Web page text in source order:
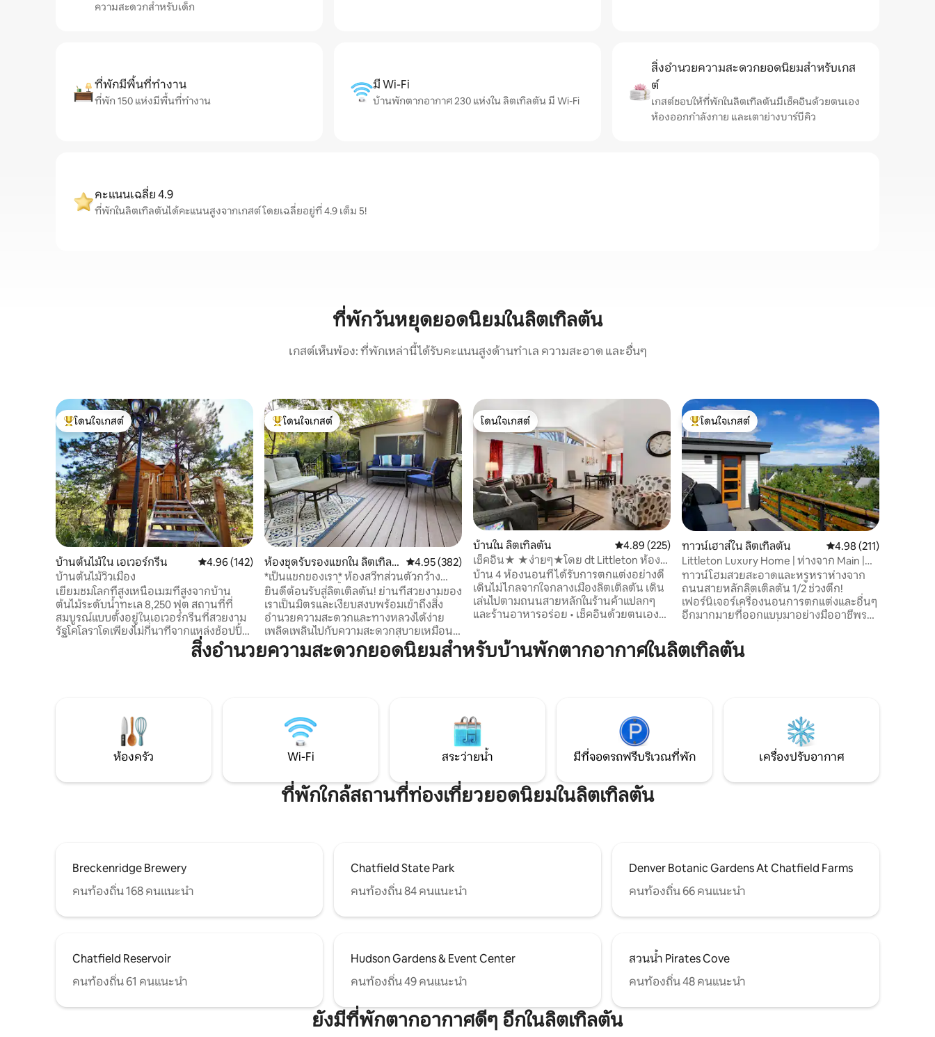
ความสะดวกสำหรับเด็ก
ที่พักมีพื้นที่ทำงาน
ที่พัก 150 แห่งมีพื้นที่ทำงาน
มี Wi-Fi
บ้านพักตากอากาศ 230 แห่งใน ลิตเทิลตัน มี Wi-Fi
สิ่งอำนวยความสะดวกยอดนิยมสำหรับเกส
ต์
เกสต์ชอบให้ที่พักในลิตเทิลตันมีเช็คอินด้วยตนเอง
ห้องออกกำลังกาย และเตาย่างบาร์บีคิว
คะแนนเฉลี่ย 4.9
ที่พักในลิตเทิลตันได้คะแนนสูงจากเกสต์ โดยเฉลี่ยอยู่ที่ 4.9 เต็ม 5!
ที่พักวันหยุดยอดนิยมในลิตเทิลตัน
เกสต์เห็นพ้อง: ที่พักเหล่านี้ได้รับคะแนนสูงด้านทำเล ความสะอาด และอื่นๆ
โดนใจเกสต์ที่สุด
โดนใจเกสต์
บ้านต้นไม้ใน เอเวอร์กรีน คะแนนเฉลี่ย 4.96 จาก 5, 142 รีวิว
4.96 (142)
บ้านต้นไม้วิวเมือง
เยี่ยมชมโลกที่สูงเหนือเมฆที่สูงจากบ้าน
ต้นไม้ระดับน้ำทะเล 8,250 ฟุต สถานที่ที่
สมบูรณ์แบบตั้งอยู่ในเอเวอร์กรีนที่สวยงาม
รัฐโคโลราโดเพียงไม่กี่นาทีจากแหล่งช้อปปิ้ง
ร้านอาหารทะเลสาบเอเวอร์กรีนการเดินป่า
อากาศ อ่างอาบน้ำแบบมีขาตั้ง และฝักบัว
สำหรับอาบน้ำแบบผุดฟองเพื่อการพักผ่อน
ส่งข้อความเพื่อขอสถานะว่างเพิ่มเติม
โดนใจเกสต์ที่สุด
โดนใจเกสต์
ห้องชุดรับรองแขกใน ลิตเทิลตั
น
คะแนนเฉลี่ย 4.95 จาก 5, 382 รีวิว
4.95 (382)
*เป็นแขกของเรา* ห้องสวีทส่วนตัวกว้าง
ขวางพร้อมอ่างน้ำร้อน
ยินดีต้อนรับสู่ลิตเติลตัน! ย่านที่สวยงามของ
เราเป็นมิตรและเงียบสงบพร้อมเข้าถึงสิ่ง
อำนวยความสะดวกและทางหลวงได้ง่าย
เพลิดเพลินไปกับความสะดวกสบายเหมือน
อยู่บ้านโดยไม่พลาดความน่าตื่นเต้นของ
เดนเวอร์และเทือกเขาร็อกกี้ เมื่อเร็วๆนี้เราได้
และพื้นที่นั่งเล่นกว้างขวาง เหมาะสำหรับ
ครอบครัวกลุ่มหรือคู่รักที่จะเพลิดเพลินกับ
การพักผ่อนในภูเขาร็อกกี้
โดนใจเกสต์
โดนใจเกสต์
บ้านใน ลิตเทิลตัน คะแนนเฉลี่ย 4.89 จาก 5, 225 รีวิว
4.89 (225)
เช็คอิน★ ★ง่ายๆ★โดย dt Littleton ห้อง
ครัวเต็มรูปแบบ ★
บ้าน 4 ห้องนอนที่ได้รับการตกแต่งอย่างดี
เดินไม่ไกลจากใจกลางเมืองลิตเติลตัน เดิน
เล่นไปตามถนนสายหลักในร้านค้าแปลกๆ
และร้านอาหารอร่อย • เช็คอินด้วยตนเอง
ตัวเมืองลิตเติลตัน • ห้องพักผ่อนพร้อมทีวี
HD ขนาด 55 นิ้วฟูสบอลเครื่องอาร์เคด! -
Airbnb • โรงจอดรถ 1 คันและที่จอดรถริม
ถนนมากมาย
โดนใจเกสต์ที่สุด
โดนใจเกสต์
ทาวน์เฮาส์ใน ลิตเทิลตัน คะแนนเฉลี่ย 4.98 จาก
4.98 (211)
Littleton Luxury Home | ห่างจาก Main |
Mtn Views
ทาวน์โฮมสวยสะอาดและหรูหราห่างจาก
ถนนสายหลักลิตเติลตัน 1/2 ช่วงตึก!
เฟอร์นิเจอร์เครื่องนอนการตกแต่งและอื่นๆ
อีกมากมายที่ออกแบบมาอย่างมืออาชีพระ
ดาดฟ้าส่วนตัวและทำเลใจกลางเมืองที่น่า
ตื่นตาตื่นใจห่างจากรถไฟฟ้ารางเบา 2 ช่วง
สัตว์เลี้ยงที่เข้าถึงสวนสาธารณะและหญ้าได้
สิ่งอำนวยความสะดวกยอดนิยมสำหรับบ้านพักตากอากาศในลิตเทิลตัน
ห้องครัว Wi-Fi สระว่ายน้ำ มีที่จอดรถฟรีบริเวณที่พัก เครื่องปรับอากาศ
ที่พักใกล้สถานที่ท่องเที่ยวยอดนิยมในลิตเทิลตัน
Breckenridge Brewery
คนท้องถิ่น 168 คนแนะนำ
Chatfield State Park
คนท้องถิ่น 84 คนแนะนำ
Denver Botanic Gardens At Chatfield Farms
คนท้องถิ่น 66 คนแนะนำ
Chatfield Reservoir
คนท้องถิ่น 61 คนแนะนำ
Hudson Gardens & Event Center
คนท้องถิ่น 49 คนแนะนำ
สวนน้ำ Pirates Cove
คนท้องถิ่น 48 คนแนะนำ
ยังมีที่พักตากอากาศดีๆ อีกในลิตเทิลตัน